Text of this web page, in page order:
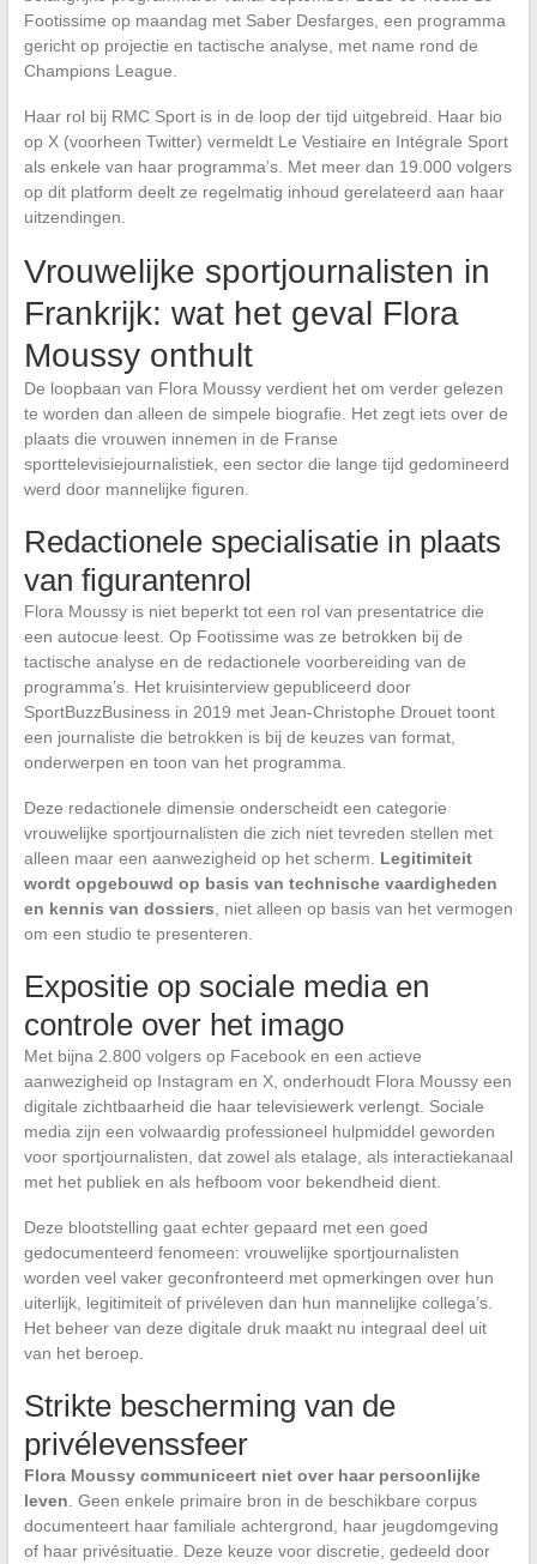
Footissime op maandag met Saber Desfarges, een programma
gericht op projectie en tactische analyse, met name rond de
Champions League.
Haar rol bij RMC Sport is in de loop der tijd uitgebreid. Haar bio
op X (voorheen Twitter) vermeldt Le Vestiaire en Intégrale Sport
als enkele van haar programma’s. Met meer dan 19.000 volgers
op dit platform deelt ze regelmatig inhoud gerelateerd aan haar
uitzendingen.
Vrouwelijke sportjournalisten in
Frankrijk: wat het geval Flora
Moussy onthult
De loopbaan van Flora Moussy verdient het om verder gelezen
te worden dan alleen de simpele biografie. Het zegt iets over de
plaats die vrouwen innemen in de Franse
sporttelevisiejournalistiek, een sector die lange tijd gedomineerd
werd door mannelijke figuren.
Redactionele specialisatie in plaats
van figurantenrol
Flora Moussy is niet beperkt tot een rol van presentatrice die
een autocue leest. Op Footissime was ze betrokken bij de
tactische analyse en de redactionele voorbereiding van de
programma’s. Het kruisinterview gepubliceerd door
SportBuzzBusiness in 2019 met Jean-Christophe Drouet toont
een journaliste die betrokken is bij de keuzes van format,
onderwerpen en toon van het programma.
Deze redactionele dimensie onderscheidt een categorie
vrouwelijke sportjournalisten die zich niet tevreden stellen met
alleen maar een aanwezigheid op het scherm. Legitimiteit
wordt opgebouwd op basis van technische vaardigheden
en kennis van dossiers, niet alleen op basis van het vermogen
om een studio te presenteren.
Expositie op sociale media en
controle over het imago
Met bijna 2.800 volgers op Facebook en een actieve
aanwezigheid op Instagram en X, onderhoudt Flora Moussy een
digitale zichtbaarheid die haar televisiewerk verlengt. Sociale
media zijn een volwaardig professioneel hulpmiddel geworden
voor sportjournalisten, dat zowel als etalage, als interactiekanaal
met het publiek en als hefboom voor bekendheid dient.
Deze blootstelling gaat echter gepaard met een goed
gedocumenteerd fenomeen: vrouwelijke sportjournalisten
worden veel vaker geconfronteerd met opmerkingen over hun
uiterlijk, legitimiteit of privéleven dan hun mannelijke collega’s.
Het beheer van deze digitale druk maakt nu integraal deel uit
van het beroep.
Strikte bescherming van de
privélevenssfeer
Flora Moussy communiceert niet over haar persoonlijke
leven. Geen enkele primaire bron in de beschikbare corpus
documenteert haar familiale achtergrond, haar jeugdomgeving
of haar privésituatie. Deze keuze voor discretie, gedeeld door